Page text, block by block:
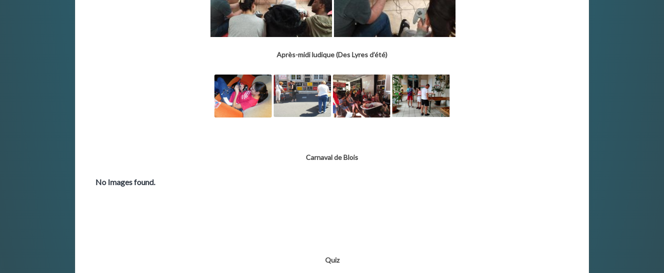
Après-midi ludique (Des Lyres d’été)
Carnaval de Blois
No Images found.
Quiz